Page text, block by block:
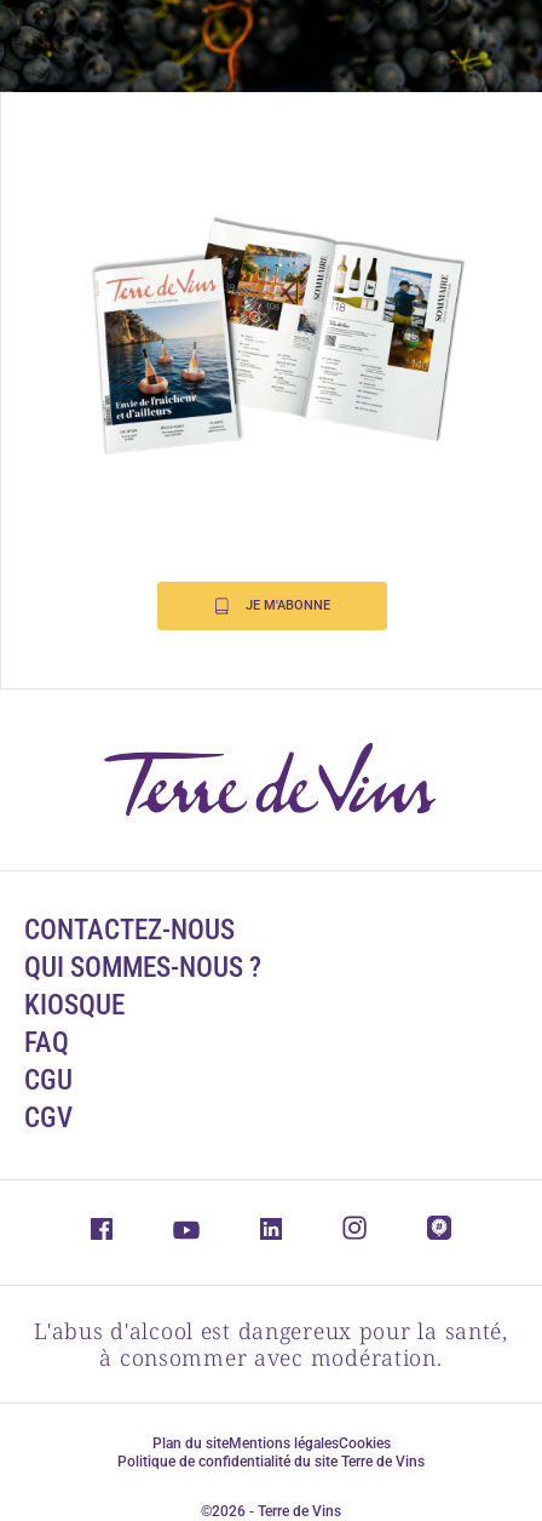
JE M'ABONNE
CONTACTEZ-NOUS
QUI SOMMES-NOUS ?
KIOSQUE
FAQ
CGU
CGV
L'abus d'alcool est dangereux pour la santé,
à consommer avec modération.
Plan du siteMentions légalesCookies
Politique de confidentialité du site Terre de Vins
©2026 - Terre de Vins